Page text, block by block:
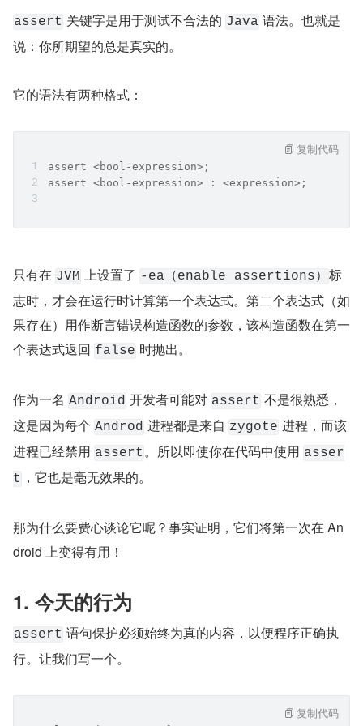
assert 关键字是用于测试不合法的 Java 语法。也就是
说：你所期望的总是真实的。
它的语法有两种格式：
assert <bool-expression>;
assert <bool-expression> : <expression>;
复制代码
只有在 JVM 上设置了 -ea（enable assertions） 标
志时，才会在运行时计算第一个表达式。第二个表达式（如
果存在）用作断言错误构造函数的参数，该构造函数在第一
个表达式返回 false 时抛出。
作为一名 Android 开发者可能对 assert 不是很熟悉，
这是因为每个 Androd 进程都是来自 zygote 进程，而该
进程已经禁用 assert 。所以即使你在代码中使用 asser
t ，它也是毫无效果的。
那为什么要费心谈论它呢？事实证明，它们将第一次在 An
droid 上变得有用！
1. 今天的行为
assert 语句保护必须始终为真的内容，以便程序正确执
行。让我们写一个。
复制代码